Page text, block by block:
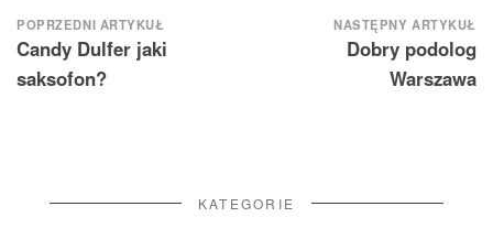
Nawigacja
wpisu
POPRZEDNI ARTYKUŁ
Candy Dulfer jaki
saksofon?
NASTĘPNY ARTYKUŁ
Dobry podolog
Warszawa
KATEGORIE